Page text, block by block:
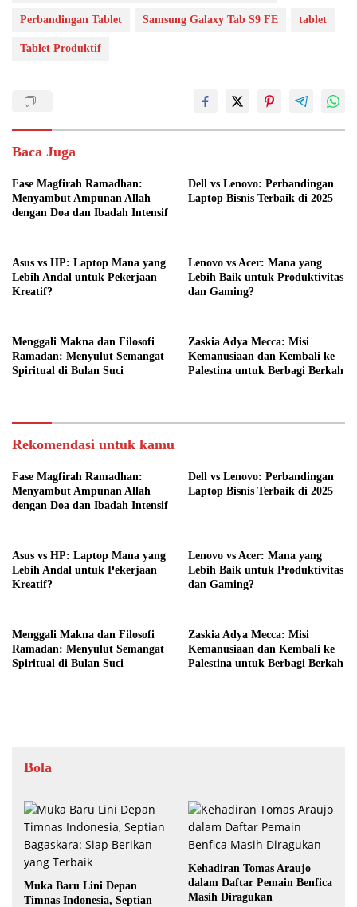
Perbandingan Tablet Samsung Galaxy Tab S9 FE tablet
Tablet Produktif
Baca Juga
Fase Magfirah Ramadhan:
Menyambut Ampunan Allah
dengan Doa dan Ibadah Intensif
Dell vs Lenovo: Perbandingan
Laptop Bisnis Terbaik di 2025
Asus vs HP: Laptop Mana yang
Lebih Andal untuk Pekerjaan
Kreatif?
Lenovo vs Acer: Mana yang
Lebih Baik untuk Produktivitas
dan Gaming?
Menggali Makna dan Filosofi
Ramadan: Menyulut Semangat
Spiritual di Bulan Suci
Zaskia Adya Mecca: Misi
Kemanusiaan dan Kembali ke
Palestina untuk Berbagi Berkah
Rekomendasi untuk kamu
Fase Magfirah Ramadhan:
Menyambut Ampunan Allah
dengan Doa dan Ibadah Intensif
Dell vs Lenovo: Perbandingan
Laptop Bisnis Terbaik di 2025
Asus vs HP: Laptop Mana yang
Lebih Andal untuk Pekerjaan
Kreatif?
Lenovo vs Acer: Mana yang
Lebih Baik untuk Produktivitas
dan Gaming?
Menggali Makna dan Filosofi
Ramadan: Menyulut Semangat
Spiritual di Bulan Suci
Zaskia Adya Mecca: Misi
Kemanusiaan dan Kembali ke
Palestina untuk Berbagi Berkah
Bola
Muka Baru Lini Depan
Timnas Indonesia, Septian
Kehadiran Tomas Araujo
dalam Daftar Pemain Benfica
Masih Diragukan